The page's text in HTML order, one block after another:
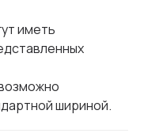
иметь
шириной.